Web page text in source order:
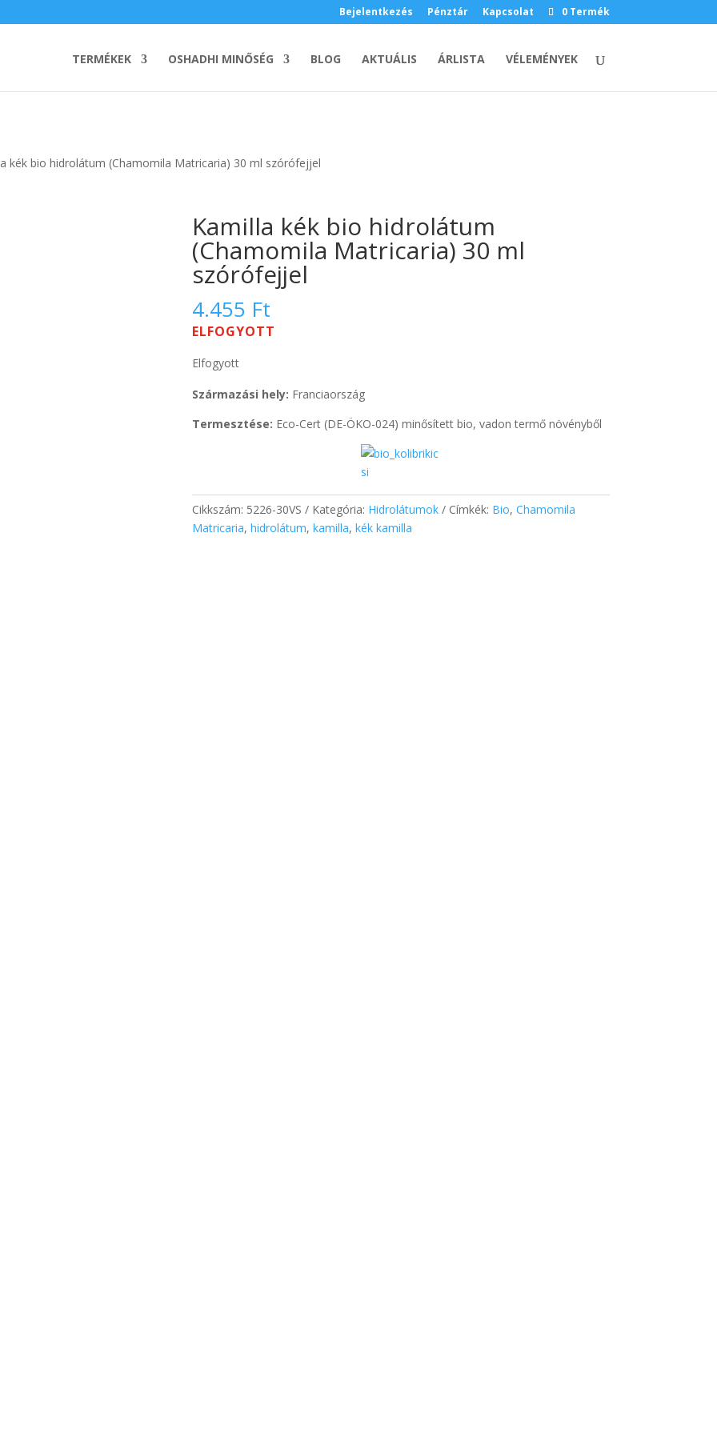
Bejelentkezés Pénztár Kapcsolat 0 Termék
TERMÉKEK OSHADHI MINŐSÉG BLOG AKTUÁLIS ÁRLISTA VÉLEMÉNYEK
kék bio hidrolátum (Chamomila Matricaria) 30 ml szórófejjel
Kamilla kék bio hidrolátum
(Chamomila Matricaria) 30 ml
szórófejjel
4.455 Ft
ELFOGYOTT
Elfogyott
Származási hely: Franciaország
Termesztése: Eco-Cert (DE-ÖKO-024) minősített bio, vadon termő növényből
Cikkszám: 5226-30VS Kategória: Hidrolátumok Címkék: Bio,Chamomila
Matricaria,hidrolátum,kamilla,kék kamilla